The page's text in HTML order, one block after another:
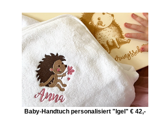
Baby-Handtuch personalisiert "Igel" € 42,-